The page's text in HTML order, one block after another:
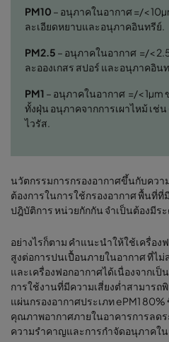
PM10 – อนุภาคในอากาศ =/<
ละเอียดหยาบและอนุภาคอินทรีย์.
PM2.5 – อนุภาคในอากาศ =/<
ละอองเกสร สปอร์ และอนุภาคอิน
PM1 – อนุภาคในอากาศ =/<
ทั้งฝุ่น อนุภาคจากการเผาไหม้ เช่
ไวรัส.
นวัตกรรมการกรองอากาศขึ้นกับควา
ต้องการในการใช้กรองอากาศ พื้นที่
ปฎิบัติการ หน่วยกักกัน จำเป็นต้องมีร
อย่างไรก็ตาม คำแนะนำให้ใช้เครื่อ
สูงต่อการปนเปื้อนภายในอากาศ ที่ไ
และเครื่องฟอกอากาศได้เนื่องจากเ
การใช้งานที่มีความเสี่ยงต่ำสามารถ
แผ่นกรองอากาศประเภท ePM1
คุณภาพอากาศภายในอาคารการลด
ความรำคาญและการกำจัดอนุภาคใน